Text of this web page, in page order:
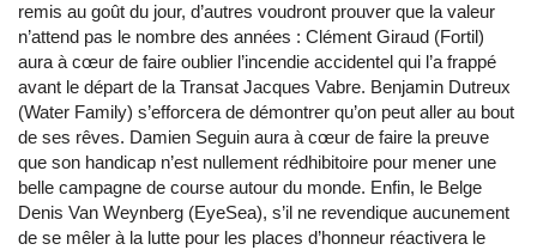
remis au goût du jour, d’autres voudront prouver que la valeur
n’attend pas le nombre des années : Clément Giraud (Fortil)
aura à cœur de faire oublier l’incendie accidentel qui l’a frappé
avant le départ de la Transat Jacques Vabre. Benjamin Dutreux
(Water Family) s’efforcera de démontrer qu’on peut aller au bout
de ses rêves. Damien Seguin aura à cœur de faire la preuve
que son handicap n’est nullement rédhibitoire pour mener une
belle campagne de course autour du monde. Enfin, le Belge
Denis Van Weynberg (EyeSea), s’il ne revendique aucunement
de se mêler à la lutte pour les places d’honneur réactivera le